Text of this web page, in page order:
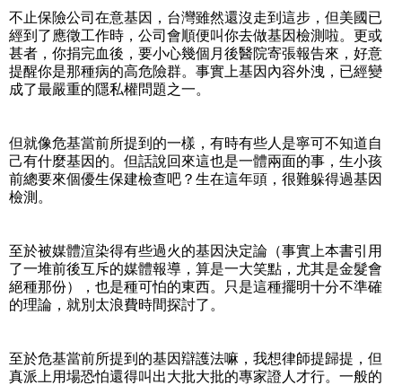
不止保險公司在意基因，台灣雖然還沒走到這步，但美國已
經到了應徵工作時，公司會順便叫你去做基因檢測啦。更或
甚者，你捐完血後，要小心幾個月後醫院寄張報告來，好意
提醒你是那種病的高危險群。事實上基因內容外洩，已經變
成了最嚴重的隱私權問題之一。
但就像危基當前所提到的一樣，有時有些人是寧可不知道自
己有什麼基因的。但話說回來這也是一體兩面的事，生小孩
前總要來個優生保建檢查吧？生在這年頭，很難躲得過基因
檢測。
至於被媒體渲染得有些過火的基因決定論（事實上本書引用
了一堆前後互斥的媒體報導，算是一大笑點，尤其是金髮會
絕種那份），也是種可怕的東西。只是這種擺明十分不準確
的理論，就別太浪費時間探討了。
至於危基當前所提到的基因辯護法嘛，我想律師提歸提，但
真派上用場恐怕還得叫出大批大批的專家證人才行。一般的